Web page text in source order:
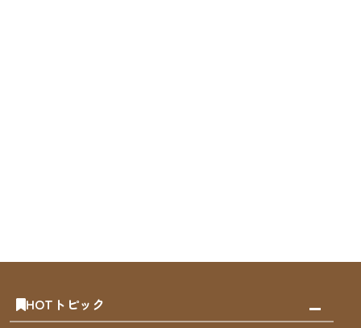
HOTトピック